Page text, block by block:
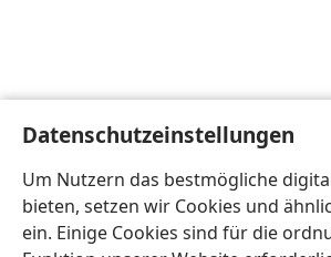
Datenschutzeinstellungen
Um Nutzern das bestmögliche
bieten, setzen wir Cookies und
ein. Einige Cookies sind für die